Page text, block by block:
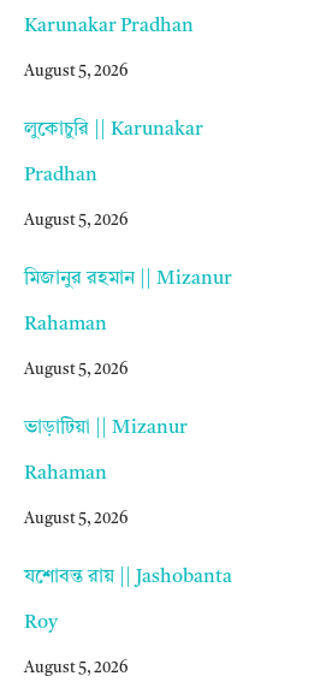
Karunakar Pradhan
August 5, 2026
লুকোচুরি || Karunakar
Pradhan
August 5, 2026
মিজানুর রহমান || Mizanur
Rahaman
August 5, 2026
ভাড়াটিয়া || Mizanur
Rahaman
August 5, 2026
যশোবন্ত রায় || Jashobanta
Roy
August 5, 2026